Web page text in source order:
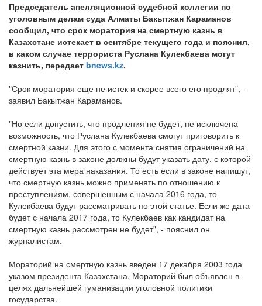
Председатель апелляционной судебной коллегии по
уголовным делам суда Алматы Бакытжан Караманов
сообщил, что срок моратория на смертную казнь в
Казахстане истекает в сентябре текущего года и пояснил,
в каком случае террориста Руслана Кулекбаева могут
казнить, передает bnews.kz.
"Срок моратория еще не истек и скорее всего его продлят", -
заявил Бакытжан Караманов.
"Но если допустить, что продления не будет, не исключена
возможность, что Руслана Кулекбаева смогут приговорить к
смертной казни. Для этого с момента снятия ограничений на
смертную казнь в законе должны будут указать дату, с которой
действует эта мера наказания. То есть если в законе напишут,
что смертную казнь можно применять по отношению к
преступлениям, совершенным с начала 2016 года, то
Кулекбаева будут рассматривать по этой статье. Если же дата
будет с начала 2017 года, то Кулекбаев как кандидат на
смертную казнь рассмотрен не будет", - пояснил он
журналистам.
Мораторий на смертную казнь введен 17 декабря 2003 года
указом президента Казахстана. Мораторий был объявлен в
целях дальнейшей гуманизации уголовной политики
государства.